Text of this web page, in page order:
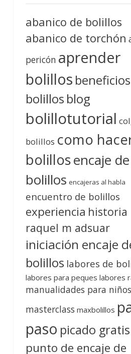
abanico de bolillos
abanico de torchón
pericón aprender
bolillos beneficios
bolillos blog
bolillotutorial
bolillos como
bolillosencaje de
bolillos encajeras al habla
encuentro de bolillos
experiencia historia
raquel m adsuar
iniciación encaje
bolillos labores de
labores para peques labores
manualidades para niños
masterclass maxbolillos
paso picado gratis
punto de encaje de